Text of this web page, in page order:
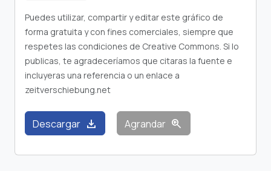
Puedes utilizar, compartir y editar este gráfico de
forma gratuita y con fines comerciales, siempre que
respetes las condiciones de Creative Commons. Si lo
publicas, te agradeceríamos que citaras la fuente e
incluyeras una referencia o un enlace a
zeitverschiebung.net
Descargar download Agrandar zoom_in